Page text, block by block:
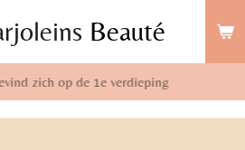
Beauté
zich op de 1e verdieping